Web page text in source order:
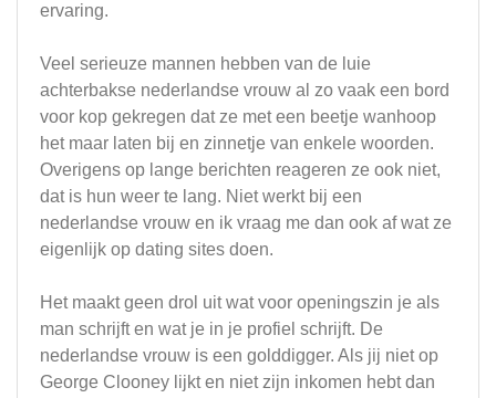
ervaring.
Veel serieuze mannen hebben van de luie
achterbakse nederlandse vrouw al zo vaak een bord
voor kop gekregen dat ze met een beetje wanhoop
het maar laten bij en zinnetje van enkele woorden.
Overigens op lange berichten reageren ze ook niet,
dat is hun weer te lang. Niet werkt bij een
nederlandse vrouw en ik vraag me dan ook af wat ze
eigenlijk op dating sites doen.
Het maakt geen drol uit wat voor openingszin je als
man schrijft en wat je in je profiel schrijft. De
nederlandse vrouw is een golddigger. Als jij niet op
George Clooney lijkt en niet zijn inkomen hebt dan